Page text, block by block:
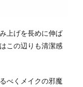
上げを長めに伸ば
この辺りも清潔感
べくメイクの邪魔